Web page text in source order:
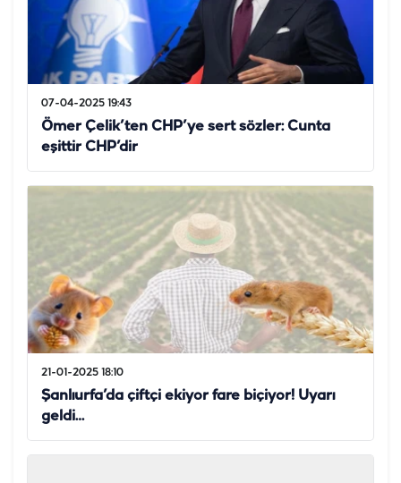
07-04-2025 19:43
Ömer Çelik’ten CHP’ye sert sözler: Cunta
eşittir CHP’dir
21-01-2025 18:10
Şanlıurfa’da çiftçi ekiyor fare biçiyor! Uyarı
geldi…